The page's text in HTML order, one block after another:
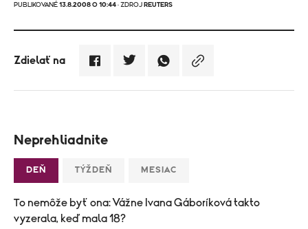
PUBLIKOVANÉ 13.8.2008 O 10:44 · ZDROJ REUTERS
Zdielať na
Neprehliadnite
DEŇ TÝŽDEŇ MESIAC
To nemôže byť ona: Vážne Ivana Gáboríková takto
vyzerala, keď mala 18?